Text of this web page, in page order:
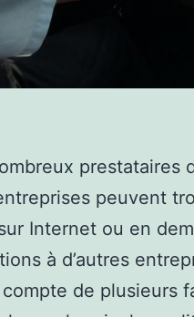
prestataires
peuvent
Internet ou en
à d’autres
de plusieurs